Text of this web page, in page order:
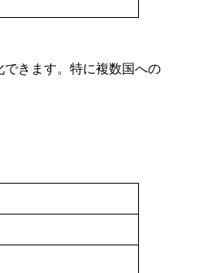
きます。特に複数国への